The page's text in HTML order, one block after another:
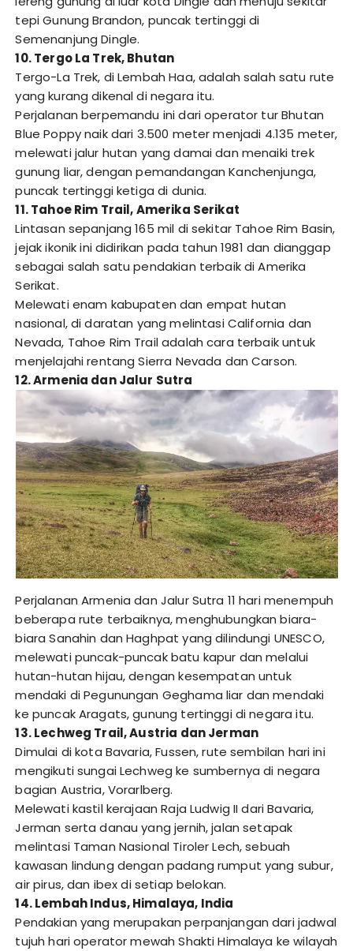
tepi Gunung Brandon, puncak tertinggi di
Semenanjung Dingle.
10. Tergo La Trek, Bhutan
Tergo-La Trek, di Lembah Haa, adalah salah satu rute
yang kurang dikenal di negara itu.
Perjalanan berpemandu ini dari operator tur Bhutan
Blue Poppy naik dari 3.500 meter menjadi 4.135 meter,
melewati jalur hutan yang damai dan menaiki trek
gunung liar, dengan pemandangan Kanchenjunga,
puncak tertinggi ketiga di dunia.
11. Tahoe Rim Trail, Amerika Serikat
Lintasan sepanjang 165 mil di sekitar Tahoe Rim Basin,
jejak ikonik ini didirikan pada tahun 1981 dan dianggap
sebagai salah satu pendakian terbaik di Amerika
Serikat.
Melewati enam kabupaten dan empat hutan
nasional, di daratan yang melintasi California dan
Nevada, Tahoe Rim Trail adalah cara terbaik untuk
menjelajahi rentang Sierra Nevada dan Carson.
12. Armenia dan Jalur Sutra
Perjalanan Armenia dan Jalur Sutra 11 hari menempuh
beberapa rute terbaiknya, menghubungkan biara-
biara Sanahin dan Haghpat yang dilindungi UNESCO,
melewati puncak-puncak batu kapur dan melalui
hutan-hutan hijau, dengan kesempatan untuk
mendaki di Pegunungan Geghama liar dan mendaki
ke puncak Aragats, gunung tertinggi di negara itu.
13. Lechweg Trail, Austria dan Jerman
Dimulai di kota Bavaria, Fussen, rute sembilan hari ini
mengikuti sungai Lechweg ke sumbernya di negara
bagian Austria, Vorarlberg.
Melewati kastil kerajaan Raja Ludwig II dari Bavaria,
Jerman serta danau yang jernih, jalan setapak
melintasi Taman Nasional Tiroler Lech, sebuah
kawasan lindung dengan padang rumput yang subur,
air pirus, dan ibex di setiap belokan.
14. Lembah Indus, Himalaya, India
Pendakian yang merupakan perpanjangan dari jadwal
tujuh hari operator mewah Shakti Himalaya ke wilayah